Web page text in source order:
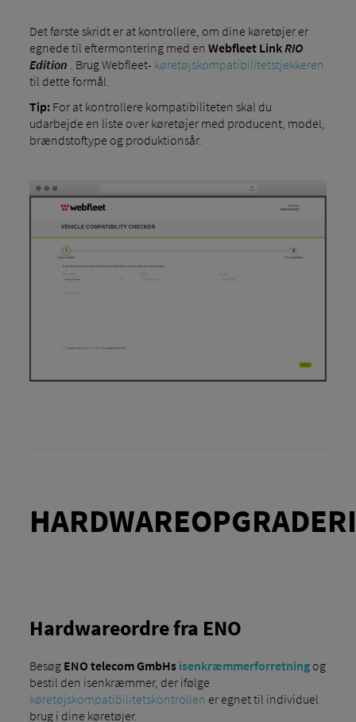
Det første skridt er at kontrollere, om dine køretøjer er
egnede til eftermontering med en Webfleet Link RIO
Edition . Brug Webfleet- køretøjskompatibilitetstjekkeren
til dette formål.
Tip:For at kontrollere kompatibiliteten skal du
udarbejde en liste over køretøjer med producent, model,
brændstoftype og produktionsår.
Hardwareordre fra ENO
Besøg ENO telecom GmbHs isenkræmmerforretningog
bestil den isenkræmmer, der ifølge
køretøjskompatibilitetskontrollen er egnet til individuel
brug i dine køretøjer.